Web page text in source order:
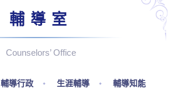
輔導室
Counselors’ Office
輔導行政 生涯輔導 輔導知能